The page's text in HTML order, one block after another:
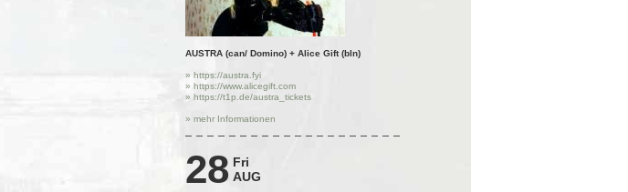
AUSTRA (can/ Domino) + Alice Gift (bln)
» https://austra.fyi
» https://www.alicegift.com
» https://t1p.de/austra_tickets
» mehr Informationen
28 Fri
AUG